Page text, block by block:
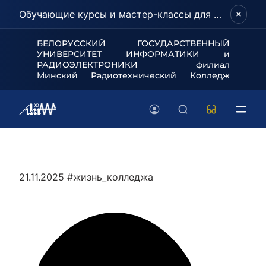
Обучающие курсы и мастер-классы для школьников и абитуриентов!
БЕЛОРУССКИЙ ГОСУДАРСТВЕННЫЙ
УНИВЕРСИТЕТ ИНФОРМАТИКИ и
РАДИОЭЛЕКТРОНИКИ филиал
Минский Радиотехнический Колледж
21.11.2025 #жизнь_колледжа